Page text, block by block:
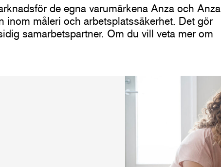
de egna varumärkena Anza och Anza
inom måleri och arbetsplatssäkerhet. Det gör
samarbetspartner. Om du vill veta mer om